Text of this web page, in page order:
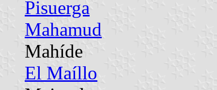
Pisuerga
Mahamud
Mahíde
El Maíllo